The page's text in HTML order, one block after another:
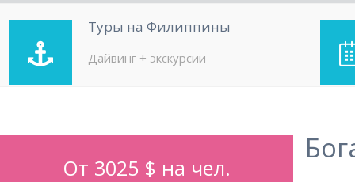
Туры на Филиппины
Дайвинг + экскурсии
От 3025 $ на чел.